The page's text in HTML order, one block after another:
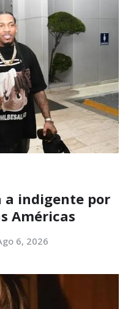
a indigente por
Américas
6, 2026